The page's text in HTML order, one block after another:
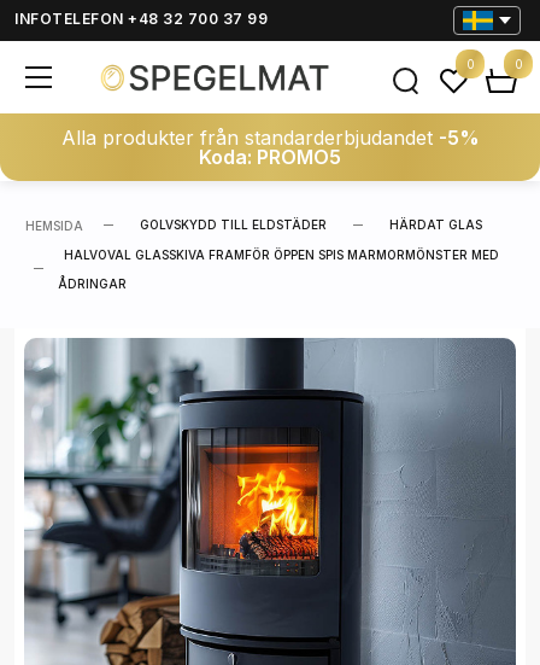
INFOTELEFON +48 32 700 37 99
Alla produkter från standarderbjudandet -5%
Koda: PROMO5
0 0
HEMSIDA GOLVSKYDD TILL ELDSTÄDER HÄRDAT GLAS
HALVOVAL GLASSKIVA FRAMFÖR ÖPPEN SPIS MARMORMÖNSTER MED
ÅDRINGAR